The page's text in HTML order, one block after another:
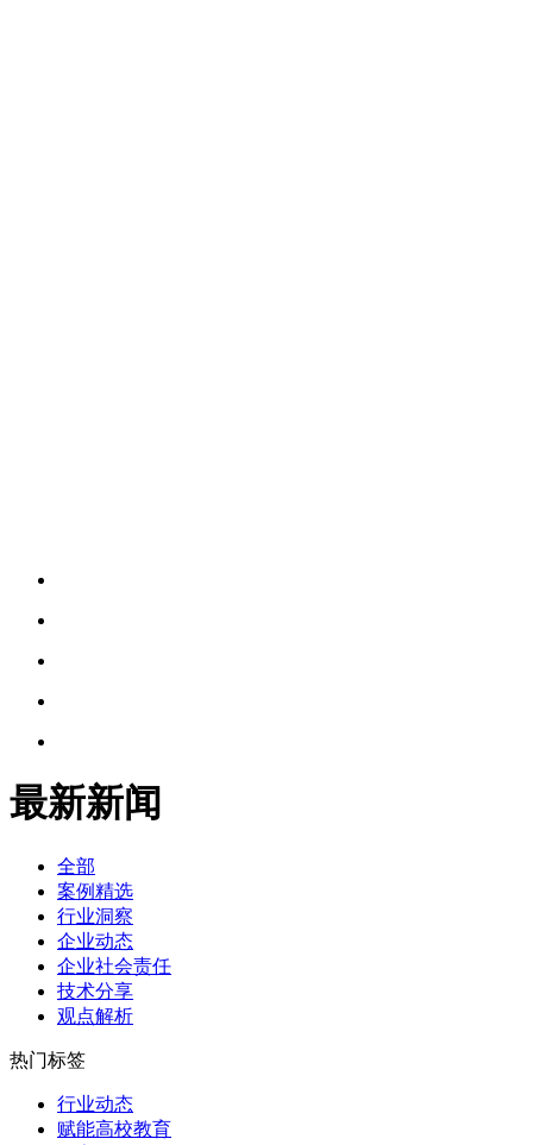
最新新闻
全部
案例精选
行业洞察
企业动态
企业社会责任
技术分享
观点解析
热门标签
行业动态
赋能高校教育